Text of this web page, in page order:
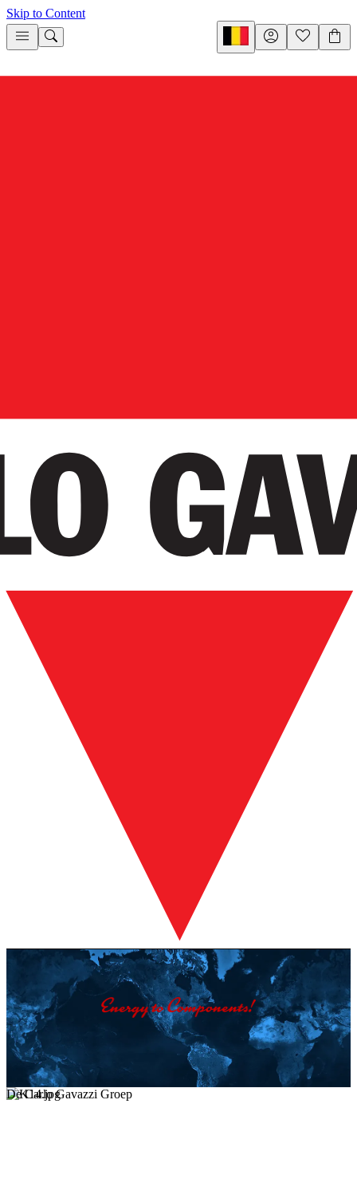
Skip to Content
De Carlo Gavazzi Groep